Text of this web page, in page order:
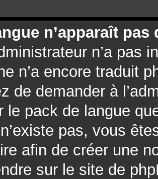
n’apparaît
n’a pas
n’a encore traduit
de demander à
le pack de langue
pas, vous
afin de créer une
sur le site de